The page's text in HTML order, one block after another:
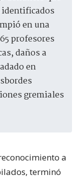
en una
profesores
daños a
en
gremiales
a
terminó